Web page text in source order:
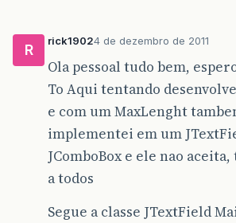
R
rick19024 de dezembro de 2011
Ola pessoal tudo bem,
To Aqui tentando
e com um MaxLenght
implementei em um
JComboBox e ele nao
a todos
Segue a classe JTextField